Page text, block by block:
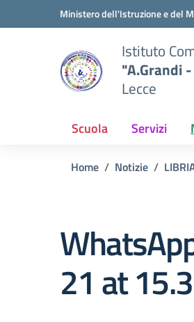
Vai ai contenuti
Vai al menu di navigazioneMinistero dell'Istruzione e del
Istituto
"A.Grandi
Lecce
Scuola Servizi
Home Notizie
21 at